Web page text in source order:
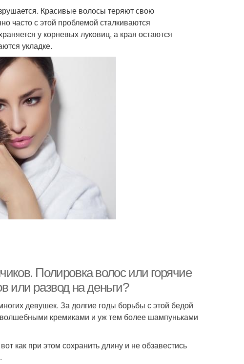
Красивые волосы теряют свою
часто с этой проблемой сталкиваются
у корневых луковиц, а края остаются
укладке.
Полировка волос или горячие
или развод на деньги?
девушек. За долгие годы борьбы с этой бедой
кремиками и уж тем более шампуньками
как при этом сохранить длину и не обзавестись